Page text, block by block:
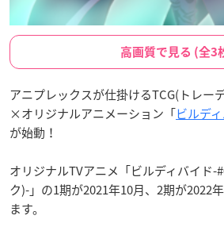
高画質で見る (全3
アニプレックスが仕掛けるTCG(トレー
×オリジナルアニメーション「ビルデ
が始動！
オリジナルTVアニメ「ビルディバイド-
ク)-」の1期が2021年10月、2期が2022
ます。